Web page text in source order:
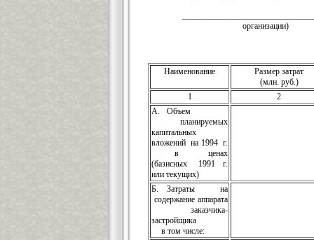
организации)
Наименование
Размер затрат
(млн. руб.)
1
2
А. Объем
планируемых
капитальных
вложений на 1994 г.
в ценах
(базисных 1991 г.
или текущих)
Б. Затраты на
содержание аппарата
заказчика-
застройщика
в том числе: